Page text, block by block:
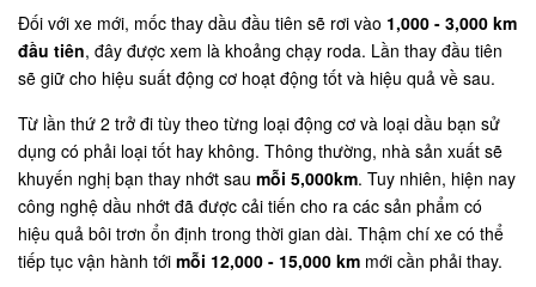
Đối với xe mới, mốc thay dầu đầu tiên sẽ rơi vào 1,000 - 3,000 km
đầu tiên, đây được xem là khoảng chạy roda. Lần thay đầu tiên
sẽ giữ cho hiệu suất động cơ hoạt động tốt và hiệu quả về sau.
Từ lần thứ 2 trở đi tùy theo từng loại động cơ và loại dầu bạn sử
dụng có phải loại tốt hay không. Thông thường, nhà sản xuất sẽ
khuyến nghị bạn thay nhớt sau mỗi 5,000km. Tuy nhiên, hiện nay
công nghệ dầu nhớt đã được cải tiến cho ra các sản phẩm có
hiệu quả bôi trơn ổn định trong thời gian dài. Thậm chí xe có thể
tiếp tục vận hành tới mỗi 12,000 - 15,000 km mới cần phải thay.